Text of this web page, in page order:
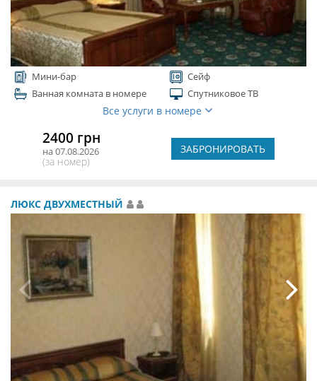
Мини-бар
Сейф
Ванная комната в номере
Спутниковое ТВ
Все услуги в номере
2400 грн
на 07.08.2026
(за номер)
ЗАБРОНИРОВАТЬ
ЛЮКС ДВУХМЕСТНЫЙ